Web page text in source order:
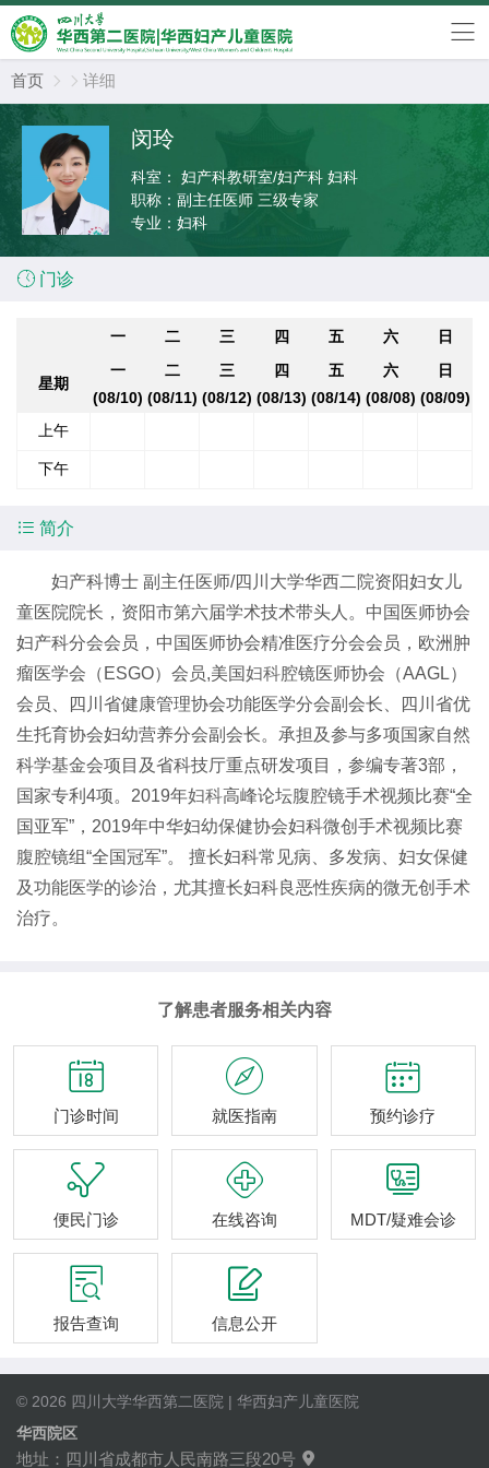
首页   详细
闵玲
科室：
妇产科教研室/妇产科 妇科
职称： 副主任医师 三级专家
专业： 妇科
 门诊
一 二 三 四 五 六 日
星期
一
(08/10)
二
(08/11)
三
(08/12)
四
(08/13)
五
(08/14)
六
(08/08)
日
(08/09)
上午
下午
 简介
妇产科博士 副主任医师/四川大学华西二院资阳妇女儿
童医院院长，资阳市第六届学术技术带头人。中国医师协会
妇产科分会会员，中国医师协会精准医疗分会会员，欧洲肿
瘤医学会（ESGO）会员,美国妇科腔镜医师协会（AAGL）
会员、四川省健康管理协会功能医学分会副会长、四川省优
生托育协会妇幼营养分会副会长。承担及参与多项国家自然
科学基金会项目及省科技厅重点研发项目，参编专著3部，
国家专利4项。2019年妇科高峰论坛腹腔镜手术视频比赛“全
国亚军”，2019年中华妇幼保健协会妇科微创手术视频比赛
腹腔镜组“全国冠军”。 擅长妇科常见病、多发病、妇女保健
及功能医学的诊治，尤其擅长妇科良恶性疾病的微无创手术
治疗。
了解患者服务相关内容

门诊时间

就医指南

预约诊疗

便民门诊

在线咨询

MDT/疑难会诊

报告查询

信息公开
© 2026 四川大学华西第二医院 | 华西妇产儿童医院
华西院区
地址：四川省成都市人民南路三段20号 